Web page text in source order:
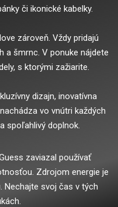
či ikonické kabelky.
zároveň. Vždy pridajú
a šmrnc. V ponuke nájdete
s ktorými zažiarite.
dizajn, inovatívna
vo vnútri každých
spoľahlivý doplnok.
zaviazal používať
Zdrojom energie je
Nechajte svoj čas v tých